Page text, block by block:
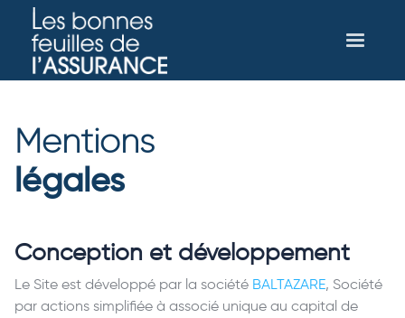
Mentions
légales
Conception et développement
Le Site est développé par la société BALTAZARE, Société
par actions simplifiée à associé unique au capital de